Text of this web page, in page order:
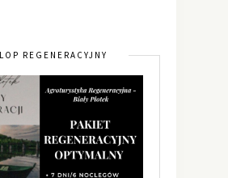
REGENERACYJNY